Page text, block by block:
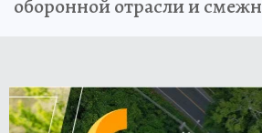
оборонной отрасли и